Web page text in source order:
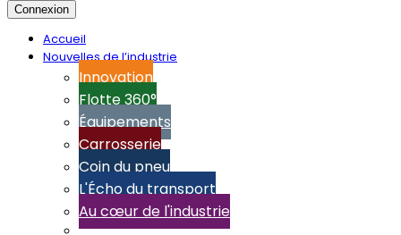
Connexion
Accueil
Nouvelles de l’industrie
Innovation
Flotte 360°
Équipements
Carrosserie
Coin du pneu
L'Écho du transport
Au cœur de l'industrie